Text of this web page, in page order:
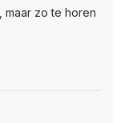
maar zo te horen